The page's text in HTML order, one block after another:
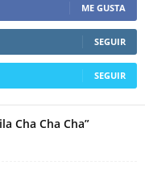
ME GUSTA
SEGUIR
SEGUIR
Cha Cha Cha”